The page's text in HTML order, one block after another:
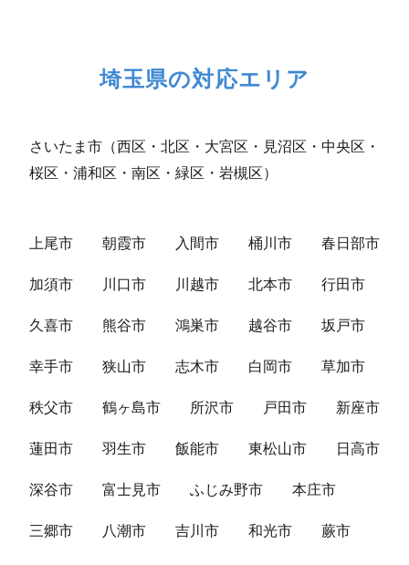
埼玉県の対応エリア
さいたま市（西区・北区・大宮区・見沼区・中央区・
桜区・浦和区・南区・緑区・岩槻区）
上尾市 朝霞市 入間市 桶川市 春日部市
加須市 川口市 川越市 北本市 行田市
久喜市 熊谷市 鴻巣市 越谷市 坂戸市
幸手市 狭山市 志木市 白岡市 草加市
秩父市 鶴ヶ島市 所沢市 戸田市 新座市
蓮田市 羽生市 飯能市 東松山市 日高市
深谷市 富士見市 ふじみ野市 本庄市
三郷市 八潮市 吉川市 和光市 蕨市